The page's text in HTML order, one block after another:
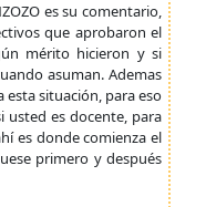
es su comentario,
que aprobaron el
mérito hicieron y si
asuman. Ademas
esta situación, para eso
usted es docente, para
es donde comienza el
primero y después